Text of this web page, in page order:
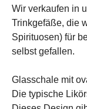
Wir verkaufen in
Trinkgefäße, die
Spirituosen) für
selbst gefallen.
Glasschale mit
Die typische